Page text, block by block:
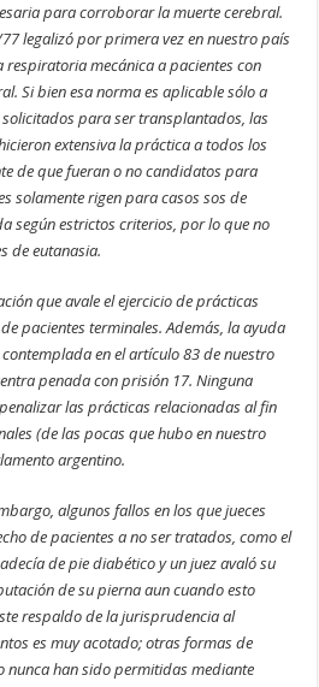
para corroborar la muerte cerebral.
legalizó por primera vez en nuestro país
respiratoria mecánica a pacientes con
Si bien esa norma es aplicable sólo a
para ser transplantados, las
extensiva la práctica a todos los
de que fueran o no candidatos para
solamente rigen para casos sos de
según estrictos criterios, por lo que no
de eutanasia.
que avale el ejercicio de prácticas
pacientes terminales. Además, la ayuda
en el artículo 83 de nuestro
penada con prisión 17. Ninguna
las prácticas relacionadas al fin
(de las pocas que hubo en nuestro
argentino.
algunos fallos en los que jueces
de pacientes a no ser tratados, como el
de pie diabético y un juez avaló su
de su pierna aun cuando esto
respaldo de la jurisprudencia al
es muy acotado; otras formas de
nunca han sido permitidas mediante